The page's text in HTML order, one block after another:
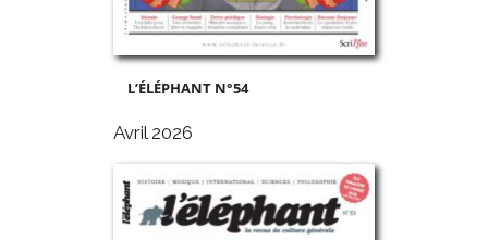
L’ÉLÉPHANT N°54
Avril 2026